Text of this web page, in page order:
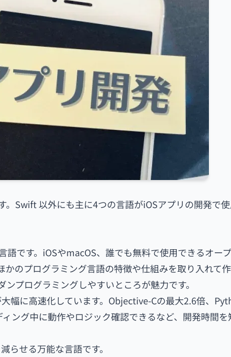
Swift 以外にも主に4つの言語がiOSアプリの開発で
です。iOSやmacOS、誰でも無料で使用できるオー
のプログラミング言語の特徴や仕組みを取り入れて
プログラミングしやすいところが魅力です。
幅に高速化しています。Objective-Cの最大2.6倍、
ング中に動作やロジック確認できるなど、開発時間を
らせる万能な言語です。